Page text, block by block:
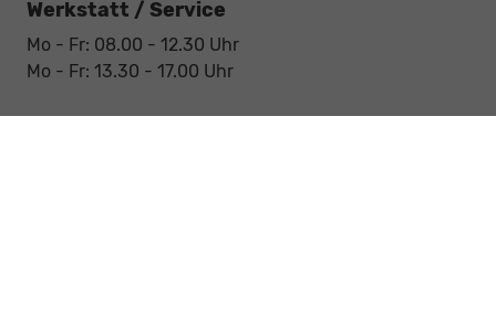
Werkstatt / Service
Mo - Fr: 08.00 - 12.30 Uhr
Mo - Fr: 13.30 - 17.00 Uhr